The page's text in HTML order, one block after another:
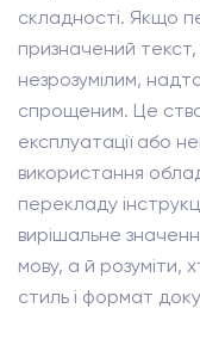
складності. Якщо
призначений
незрозумілим,
спрощеним. Це
експлуатації або
використання
перекладу
вирішальне
мову, а й
стиль і формат